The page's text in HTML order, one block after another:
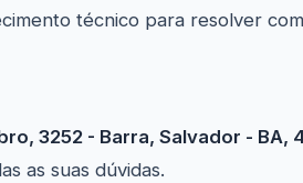
técnico para resolver
3252 - Barra, Salvador - BA,
as suas dúvidas.